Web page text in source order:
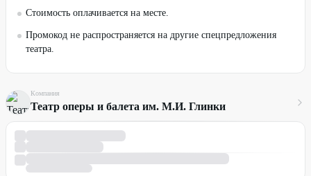
Стоимость оплачивается на месте.
Промокод не распространяется на другие спецпредложения
театра.
Компания
Театр оперы и балета им. М.И. Глинки